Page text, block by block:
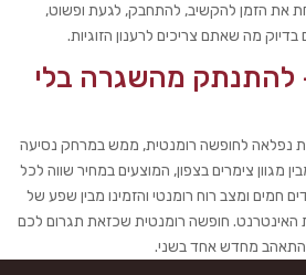
את הזמן להקשיב, להתחבק, לגעת ופשוט,
בדיוק מה שאתם צריכים לרענון הזוגיות.
להתנתק מהשגרה בלי
נפלאה לחופשה רומנטית, ממש במרחק נסיעה
מגוון צימרים בצפון, המוצעים במחיר שווה לכל
חמים ומצב רוח רומנטי והזמינו מבין שפע של
האינטרנט. חופשה רומנטית שכזאת תגרום לכם
מחדש אחד בשני.